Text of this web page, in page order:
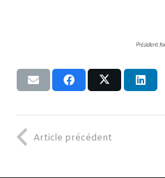
Article précédent